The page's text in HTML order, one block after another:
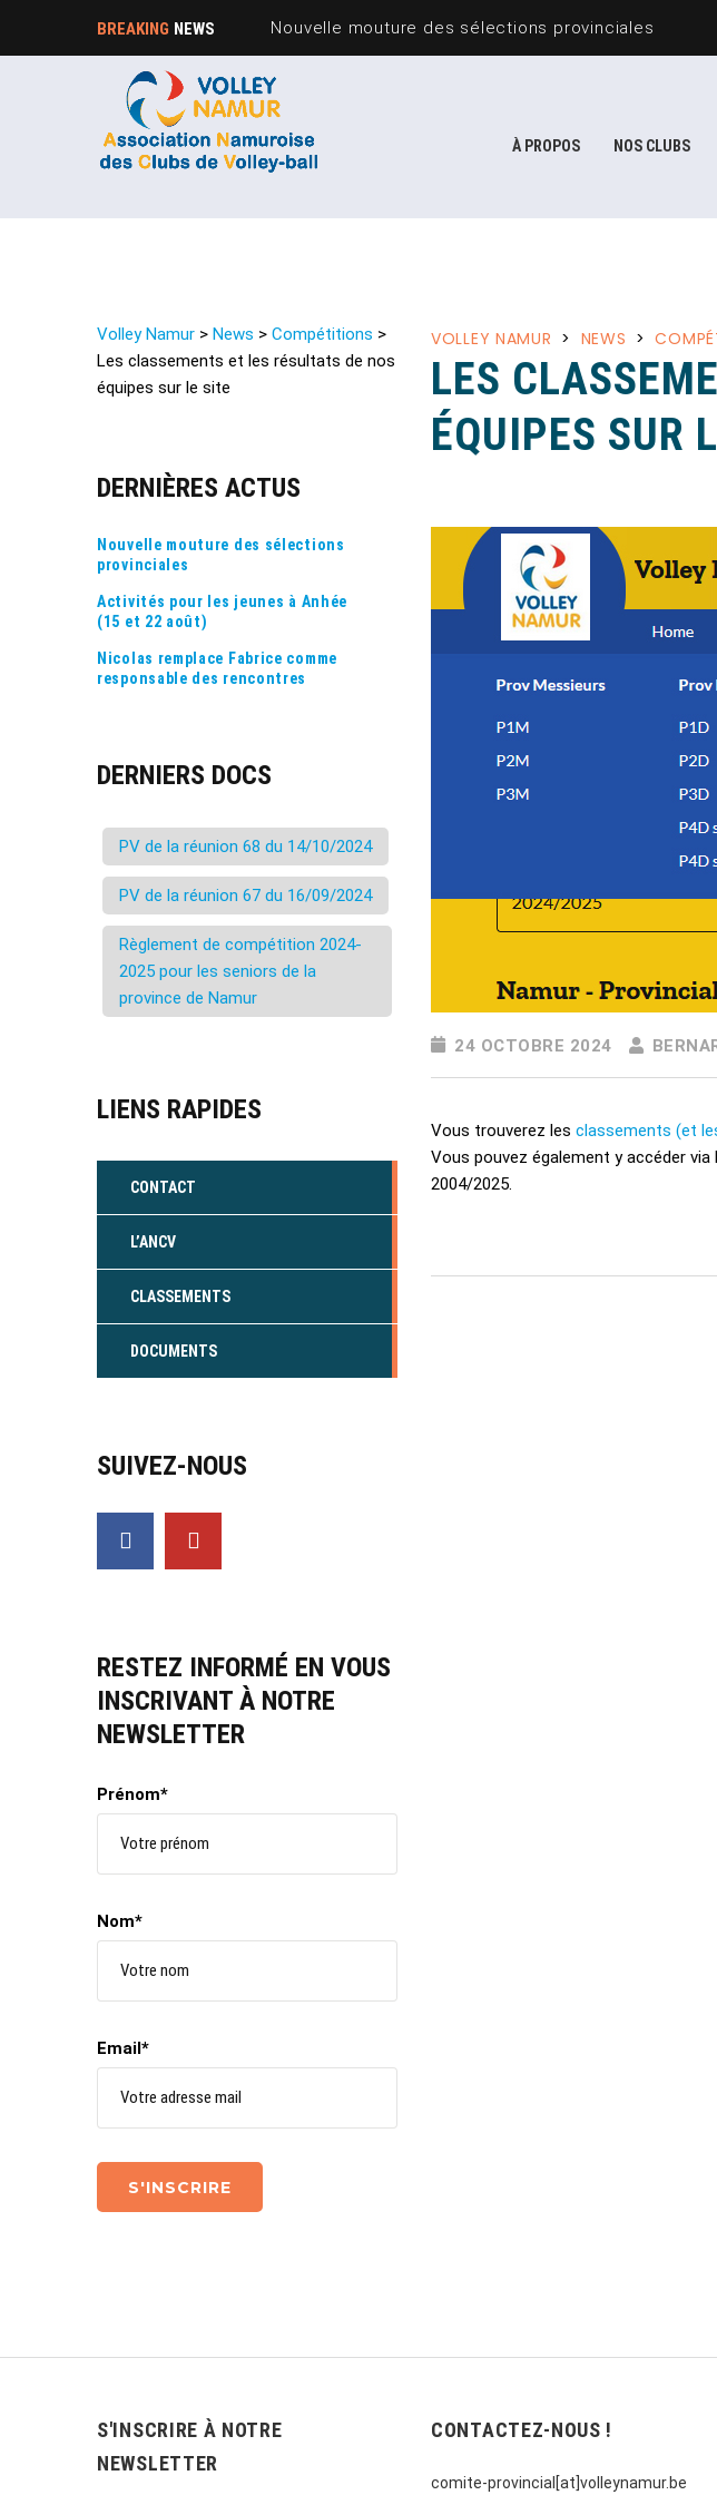
BREAKING NEWS Nouvelle mouture des sélections provinciales
À PROPOS NOS CLUBS
VOLLEY NAMUR > NEWS >
LES
ÉQUIPES SUR
24 OCTOBRE 2024
Vous trouverez les classements (et
Vous pouvez également y accéder via
2004/2025.
Volley Namur > News > Compétitions >
Les classements et les résultats de nos
équipes sur le site
DERNIÈRES ACTUS
Nouvelle mouture des sélections
provinciales
Activités pour les jeunes à Anhée
(15 et 22 août)
Nicolas remplace Fabrice comme
responsable des rencontres
DERNIERS DOCS
PV de la réunion 68 du 14/10/2024
PV de la réunion 67 du 16/09/2024
Règlement de compétition 2024-
2025 pour les seniors de la
province de Namur
LIENS RAPIDES
CONTACT
L’ANCV
CLASSEMENTS
DOCUMENTS
SUIVEZ-NOUS
RESTEZ INFORMÉ EN VOUS
INSCRIVANT À NOTRE
NEWSLETTER
Prénom*
Nom*
Email*
S'INSCRIRE À NOTRE
NEWSLETTER
CONTACTEZ-NOUS !
comite-provincial[at]volleynamur.be